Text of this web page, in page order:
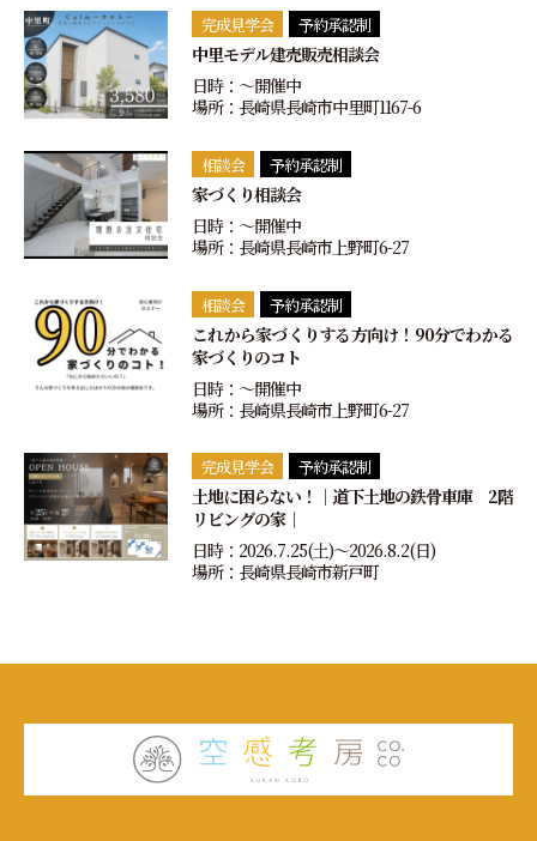
完成見学会 予約承認制
中里モデル建売販売相談会
日時：〜開催中
場所：長崎県長崎市中里町1167-6
相談会 予約承認制
家づくり相談会
日時：〜開催中
場所：長崎県長崎市上野町6-27
相談会 予約承認制
これから家づくりする方向け！90分でわかる
家づくりのコト
日時：〜開催中
場所：長崎県長崎市上野町6-27
完成見学会 予約承認制
土地に困らない！｜道下土地の鉄骨車庫 2階
リビングの家｜
日時：2026.7.25(土)〜2026.8.2(日)
場所：長崎県長崎市新戸町